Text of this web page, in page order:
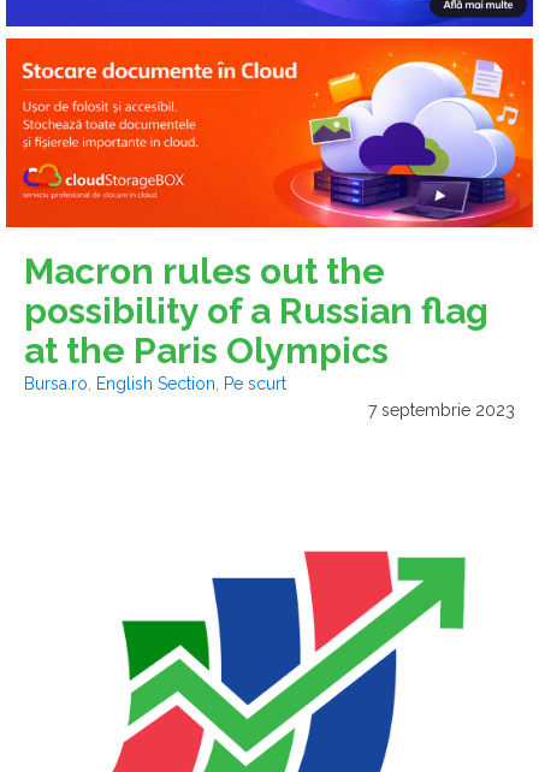
Macron rules out the
possibility of a Russian flag
at the Paris Olympics
Bursa.ro English Section
Pe scurt
7 septembrie 2023